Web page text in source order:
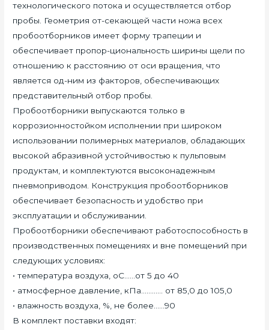
технологического потока и осуществляется отбор
пробы. Геометрия от-секающей части ножа всех
пробоотборников имеет форму трапеции и
обеспечивает пропор-циональность ширины щели по
отношению к расстоянию от оси вращения, что
является од-ним из факторов, обеспечивающих
представительный отбор пробы.
Пробоотборники выпускаются только в
коррозионностойком исполнении при широком
использовании полимерных материалов, обладающих
высокой абразивной устойчивостью к пульповым
продуктам, и комплектуются высоконадежным
пневмоприводом. Конструкция пробоотборников
обеспечивает безопасность и удобство при
эксплуатации и обслуживании.
Пробоотборники обеспечивают работоспособность в
производственных помещениях и вне помещений при
следующих условиях:
• температура воздуха, оС……от 5 до 40
• атмосферное давление, кПа………… от 85,0 до 105,0
• влажность воздуха, %, не более……90
В комплект поставки входят: